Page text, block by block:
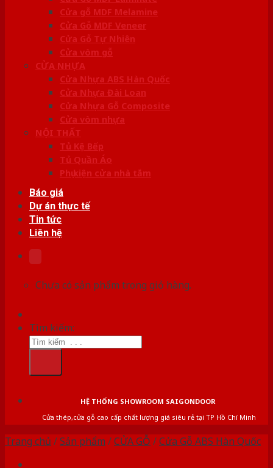
Cửa gỗ MDF Melamine
Cửa Gỗ MDF Veneer
Cửa Gỗ Tự Nhiên
Cửa vòm gỗ
CỬA NHỰA
Cửa Nhựa ABS Hàn Quốc
Cửa Nhựa Đài Loan
Cửa Nhựa Gỗ Composite
Cửa vòm nhựa
NỘI THẤT
Tủ Kệ Bếp
Tủ Quần Áo
Phụ kiện cửa nhà tắm
Báo giá
Dự án thực tế
Tin tức
Liên hệ
Chưa có sản phẩm trong giỏ hàng.
Tìm kiếm:
HỆ THỐNG SHOWROOM SAIGONDOOR
Cửa thép,cửa gỗ cao cấp chất lượng giá siêu rẻ tại TP Hồ Chí Minh
Trang chủ /Sản phẩm /CỬA GỖ /Cửa Gỗ ABS Hàn Quốc